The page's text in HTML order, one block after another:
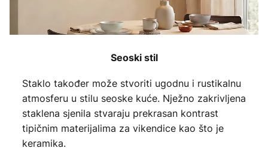
Seoski stil
Staklo također može stvoriti ugodnu i rustikalnu
atmosferu u stilu seoske kuće. Nježno zakrivljena
staklena sjenila stvaraju prekrasan kontrast
tipičnim materijalima za vikendice kao što je
keramika.